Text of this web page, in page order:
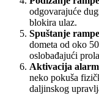
odgovarajuće
blokira ulaz.
Spuštanje
dometa od oko
oslobađajući
Aktivacija
neko pokuša
daljinskog